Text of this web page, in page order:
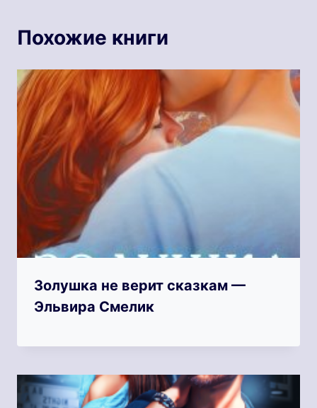
Похожие книги
Золушка не верит сказкам —
Эльвира Смелик